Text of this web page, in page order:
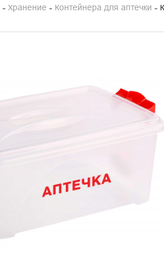
Хранение Контейнера для аптечки